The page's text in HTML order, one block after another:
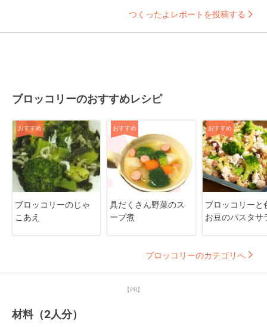
つくったよレポートを投稿する
ブロッコリーのおすすめレシピ
おすすめ
ブロッコリーのじゃ
こあえ
おすすめ
具だくさん野菜のス
ープ煮
おすすめ
ブロッコリーと
お豆のパスタサ
ブロッコリーのカテゴリへ
【PR】
材料（2人分）